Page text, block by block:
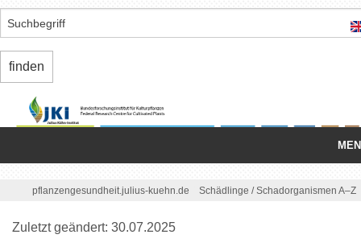
pflanzengesundheit.julius-kuehn.de Schädlinge /Schadorganismen A–Z
Zuletzt geändert: 30.07.2025